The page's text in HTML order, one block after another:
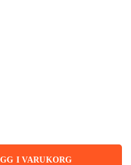
I VARUKORG